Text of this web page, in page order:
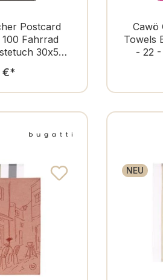
Postcard
Fahrrad
30x50
Preis:
€*
Cawö
Towels
- 22
NEU